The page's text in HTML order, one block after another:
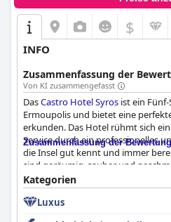
$
INFO
Zusammenfassung der
Von KI zusammengefasst
DasCastro Hotel Syros ist ein
Ermoupolis und bietet eine
erkunden. Das Hotel rühmt sich
Service durch ein professionelles
die Insel gut kennt und immer
sind geräumig, sauber und
viel Liebe zum Detail gestaltet. Das
fabelhaft, mit einer unendlichen
Speisen, einschließlich
Eiern vom Bauernhof des
Zusammenfassung der
Kategorien
Luxus